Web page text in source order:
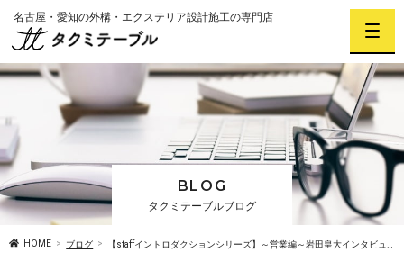
名古屋・愛知の外構・エクステリア設計施工の専門店
BLOG
タクミテーブルブログ
HOME ブログ 【staffイントロダクションシリーズ】～営業編～岩田皇大インタビュー